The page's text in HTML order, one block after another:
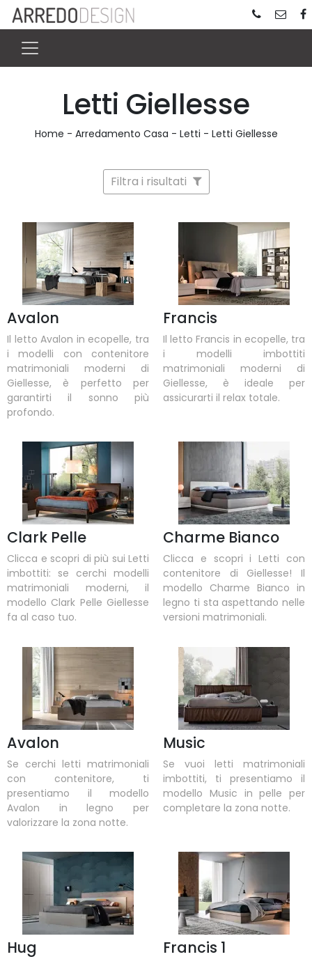
Letti Giellesse
Home - Arredamento Casa - Letti - Letti Giellesse
Filtra i risultati
Avalon
Il letto Avalon in ecopelle, tra
i modelli con contenitore
matrimoniali moderni di
Giellesse, è perfetto per
garantirti il sonno più
profondo.
Francis
Il letto Francis in ecopelle, tra
i modelli imbottiti
matrimoniali moderni di
Giellesse, è ideale per
assicurarti il relax totale.
Clark Pelle
Clicca e scopri di più sui Letti
imbottiti: se cerchi modelli
matrimoniali moderni, il
modello Clark Pelle Giellesse
fa al caso tuo.
Charme Bianco
Clicca e scopri i Letti con
contenitore di Giellesse! Il
modello Charme Bianco in
legno ti sta aspettando nelle
versioni matrimoniali.
Avalon
Se cerchi letti matrimoniali
con contenitore, ti
presentiamo il modello
Avalon in legno per
valorizzare la zona notte.
Music
Se vuoi letti matrimoniali
imbottiti, ti presentiamo il
modello Music in pelle per
completare la zona notte.
Hug Francis 1